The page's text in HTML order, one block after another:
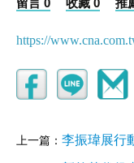
留言 0 收藏 0 推
https://
上一篇： 李振瑋展行